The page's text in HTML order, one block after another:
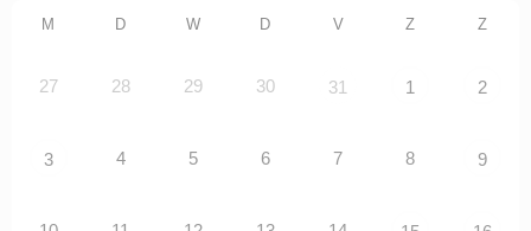
M D W D V Z Z
27 28 29 30 31 1 2
3 4 5 6 7 8 9